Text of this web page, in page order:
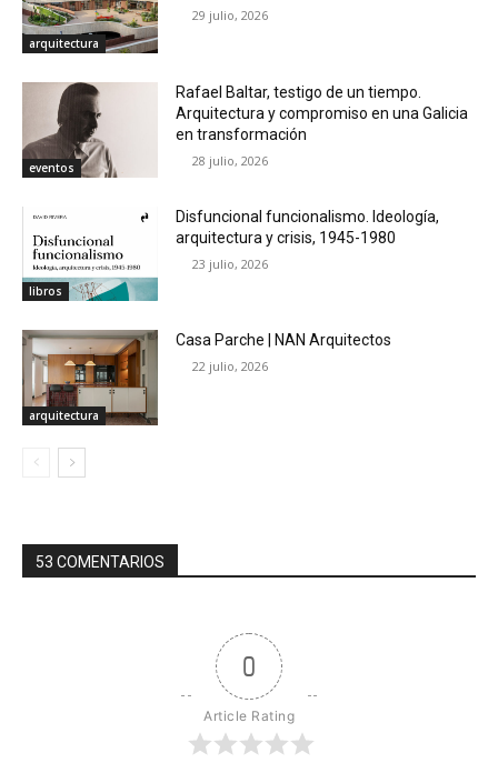
arquitectura
29 julio, 2026
eventos
Rafael Baltar, testigo de un tiempo.
Arquitectura y compromiso en una Galicia
en transformación
28 julio, 2026
libros
Disfuncional funcionalismo. Ideología,
arquitectura y crisis, 1945-1980
23 julio, 2026
arquitectura
Casa Parche | NAN Arquitectos
22 julio, 2026
53 COMENTARIOS
0
Article Rating